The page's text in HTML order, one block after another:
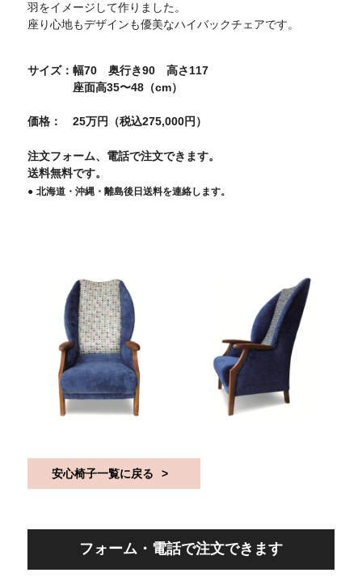
羽をイメージして作りました。
座り心地もデザインも優美なハイバックチェアです。
サイズ
幅70 奥行き90 高さ117
座面高35〜48（cm）
価格 25万円（税込275,000円）
注文フォーム、電話で注文できます。
送料無料です。
北海道・沖縄・離島後日送料を連絡します。
安心椅子一覧に戻る
フォーム・電話で注文できます